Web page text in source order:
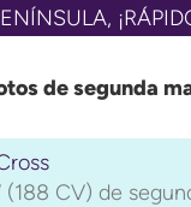
de segunda
CV) de